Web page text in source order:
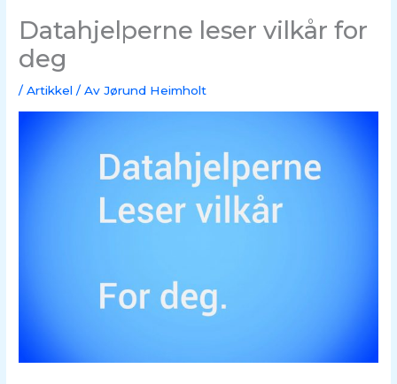
Datahjelperne leser vilkår for
deg
/Artikkel / Av Jørund Heimholt